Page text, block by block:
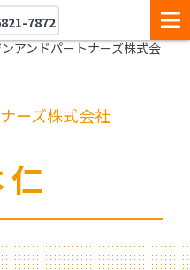
7872
アンドパートナーズ株式会
ーズ株式会社
仁